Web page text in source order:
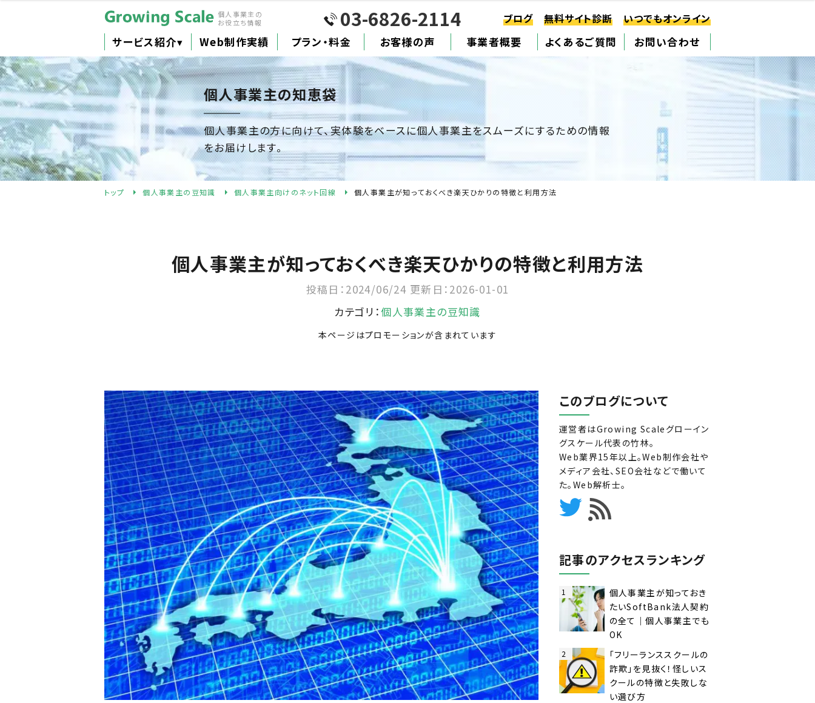
個人事業主の
お役立ち情報
03-6826-2114 ブログ 無料サイト診断 いつでもオンライン
サービス紹介▾ Web制作実績 プラン・料金 お客様の声 事業者概要 よくあるご質問 お問い合わせ
個人事業主の知恵袋
個人事業主の方に向けて、実体験をベースに個人事業主をスムーズにするための情報
をお届けします。
トップ 個人事業主の豆知識 個人事業主向けのネット回線 個人事業主が知っておくべき楽天ひかりの特徴と利用方法
個人事業主が知っておくべき楽天ひかりの特徴と利用方法
投稿日：2024/06/24 更新日：2026-01-01
カテゴリ：個人事業主の豆知識
本ページはプロモーションが含まれています
このブログについて
運営者はGrowing Scaleグローイン
グスケール代表の竹林。
Web業界15年以上。Web制作会社や
メディア会社、SEO会社などで働いて
た。Web解析士。
記事のアクセスランキング
1
個人事業主が知っておき
たいSoftBank法人契約
の全て｜個人事業主でも
OK
2
「フリーランススクールの
詐欺」を見抜く！怪しいス
クールの特徴と失敗しな
い選び方